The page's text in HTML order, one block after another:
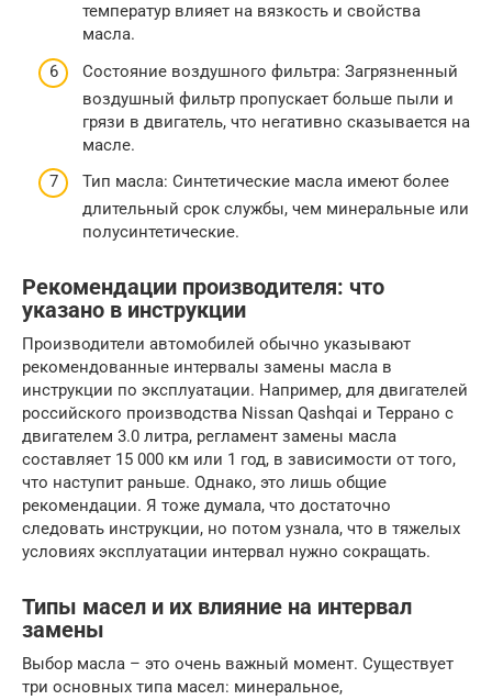
температур влияет на вязкость и свойства
масла.
Состояние воздушного фильтра: Загрязненный
воздушный фильтр пропускает больше пыли и
грязи в двигатель, что негативно сказывается на
масле.
Тип масла: Синтетические масла имеют более
длительный срок службы, чем минеральные или
полусинтетические.
Рекомендации производителя: что
указано в инструкции
Производители автомобилей обычно указывают
рекомендованные интервалы замены масла в
инструкции по эксплуатации. Например, для двигателей
российского производства Nissan Qashqai и Террано с
двигателем 3.0 литра, регламент замены масла
составляет 15 000 км или 1 год, в зависимости от того,
что наступит раньше. Однако, это лишь общие
рекомендации. Я тоже думала, что достаточно
следовать инструкции, но потом узнала, что в тяжелых
условиях эксплуатации интервал нужно сокращать.
Типы масел и их влияние на интервал
замены
Выбор масла – это очень важный момент. Существует
три основных типа масел: минеральное,